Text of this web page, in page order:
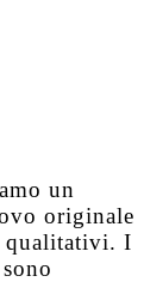
un
originale
qualitativi. I